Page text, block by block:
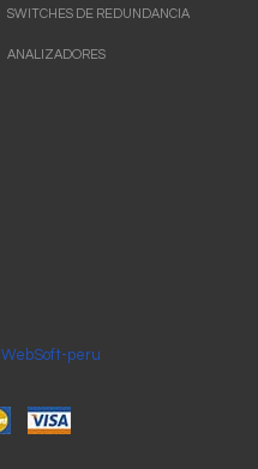
SWITCHES DE REDUNDANCIA
ANALIZADORES
WebSoft-peru